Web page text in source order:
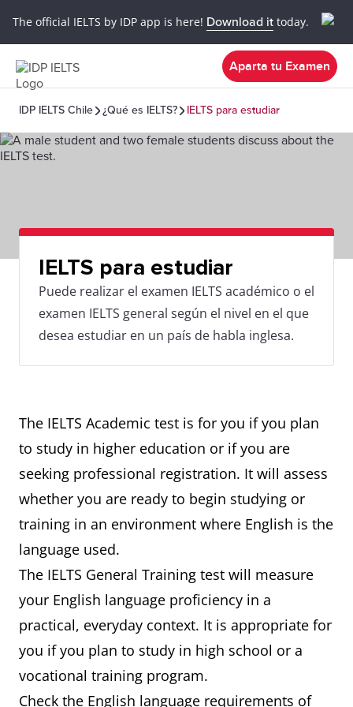
The official IELTS by IDP app is here! Download it today.
Aparta tu Examen
IDP IELTS Chile ¿Qué es IELTS? IELTS para estudiar
IELTS para estudiar
Puede realizar el examen IELTS académico o el
examen IELTS general según el nivel en el que
desea estudiar en un país de habla inglesa.
The IELTS Academic test is for you if you plan
to study in higher education or if you are
seeking professional registration. It will assess
whether you are ready to begin studying or
training in an environment where English is the
language used.
The IELTS General Training test will measure
your English language proficiency in a
practical, everyday context. It is appropriate for
you if you plan to study in high school or a
vocational training program.
Check the English language requirements of